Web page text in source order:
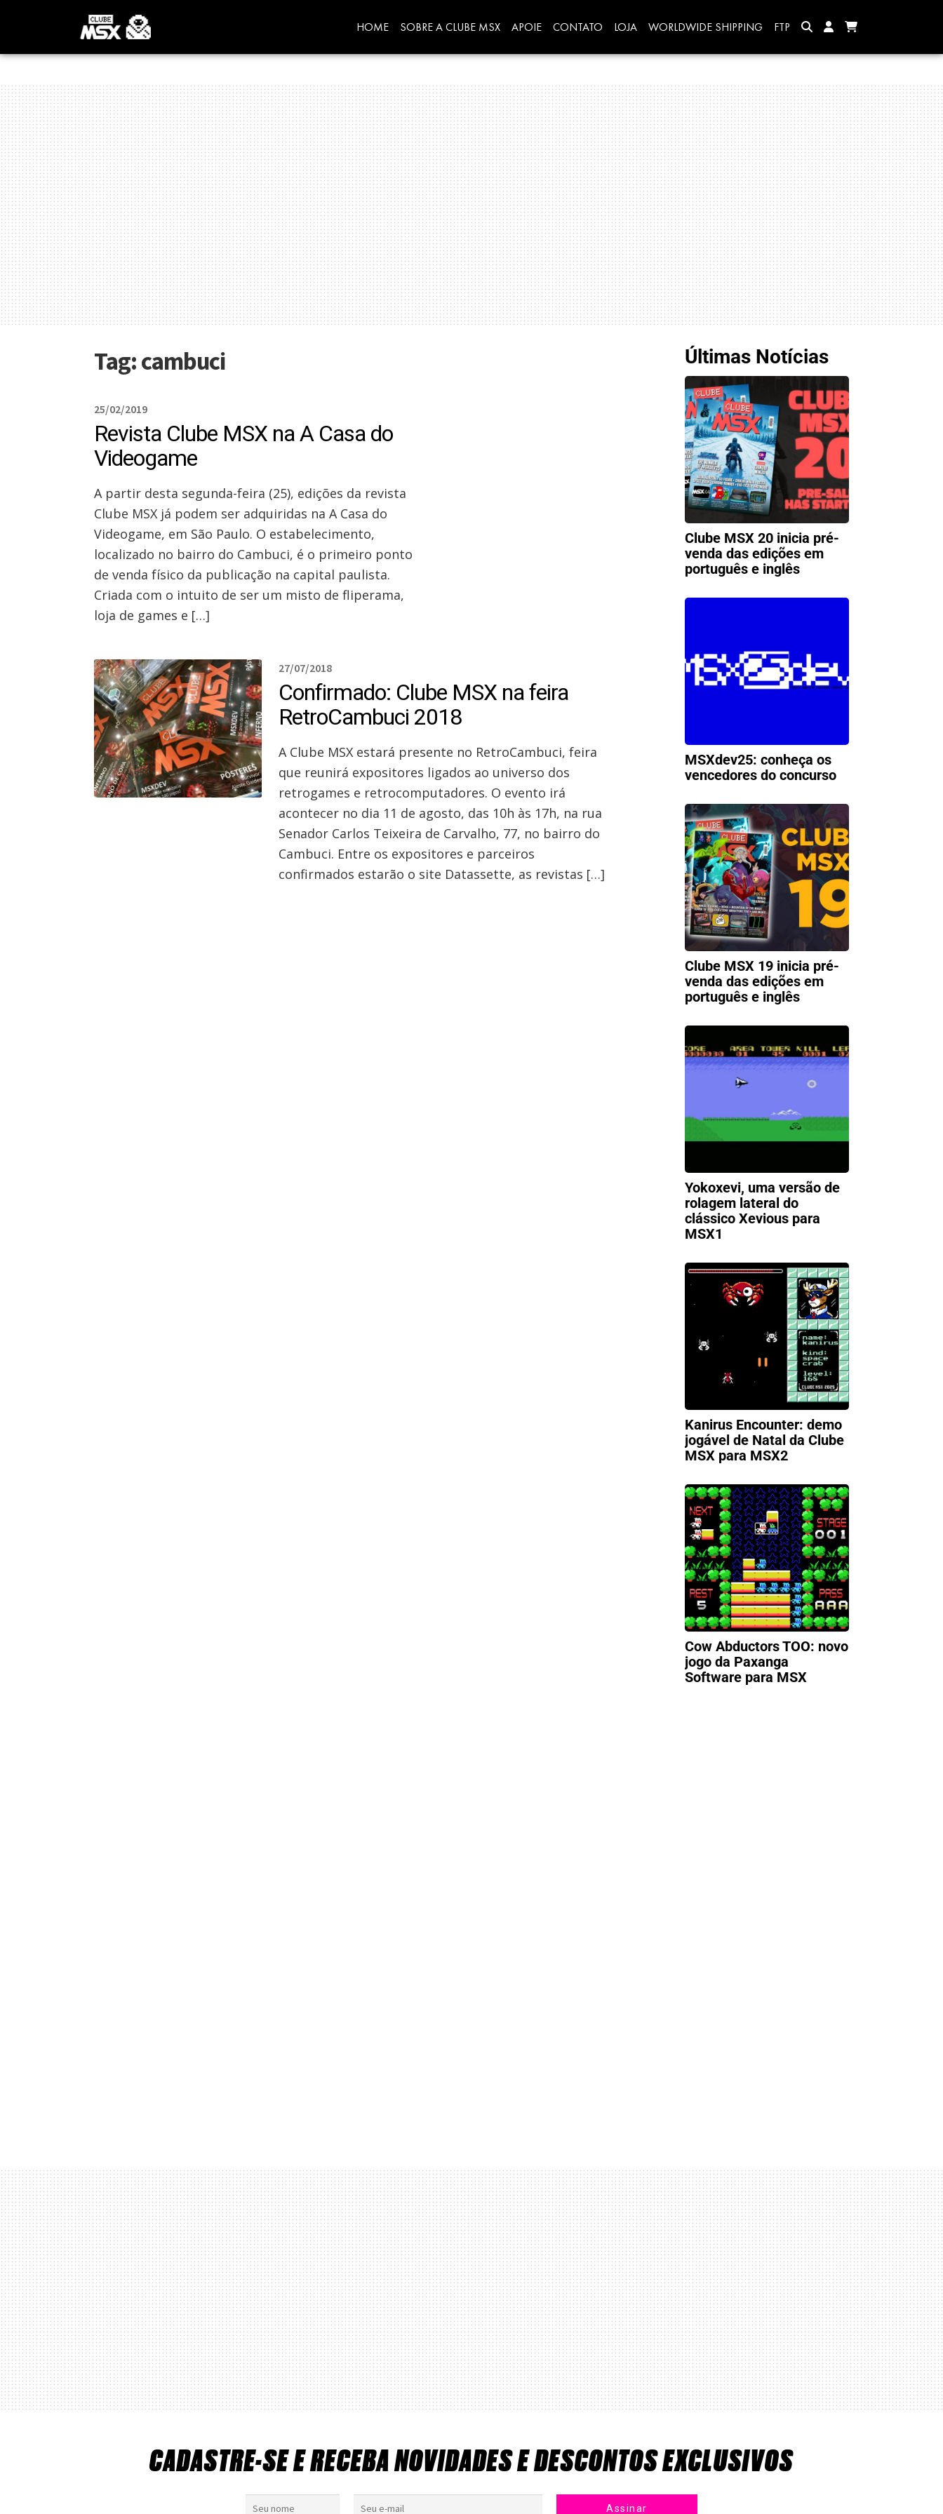
HOME SOBRE A CLUBE MSX APOIE CONTATO LOJA WORLDWIDE SHIPPING FTP
Tag:cambuci
25/02/2019
Revista Clube MSX na A Casa do
Videogame
A partir desta segunda-feira (25), edições da revista
Clube MSX já podem ser adquiridas na A Casa do
Videogame, em São Paulo. O estabelecimento,
localizado no bairro do Cambuci, é o primeiro ponto
de venda físico da publicação na capital paulista.
Criada com o intuito de ser um misto de fliperama,
loja de games e […]
27/07/2018
Confirmado: Clube MSX na feira
RetroCambuci 2018
A Clube MSX estará presente no RetroCambuci, feira
que reunirá expositores ligados ao universo dos
retrogames e retrocomputadores. O evento irá
acontecer no dia 11 de agosto, das 10h às 17h, na rua
Senador Carlos Teixeira de Carvalho, 77, no bairro do
Cambuci. Entre os expositores e parceiros
confirmados estarão o site Datassette, as revistas […]
Últimas Notícias
Clube MSX 20 inicia pré-
venda das edições em
português e inglês
MSXdev25: conheça os
vencedores do concurso
Clube MSX 19 inicia pré-
venda das edições em
português e inglês
Yokoxevi, uma versão de
rolagem lateral do
clássico Xevious para
MSX1
Kanirus Encounter: demo
jogável de Natal da Clube
MSX para MSX2
Cow Abductors TOO: novo
jogo da Paxanga
Software para MSX
CADASTRE-SE E RECEBA NOVIDADES E DESCONTOS EXCLUSIVOS